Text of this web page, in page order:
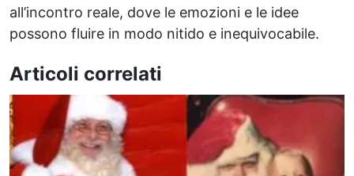
all’incontro reale, dove le emozioni e le idee
possono fluire in modo nitido e inequivocabile.
Articoli correlati